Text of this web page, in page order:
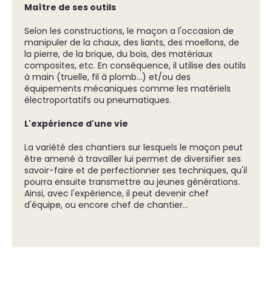
Maître de ses outils
Selon les constructions, le maçon a l'occasion de
manipuler de la chaux, des liants, des moellons, de
la pierre, de la brique, du bois, des matériaux
composites, etc. En conséquence, il utilise des outils
à main (truelle, fil à plomb…) et/ou des
équipements mécaniques comme les matériels
électroportatifs ou pneumatiques.
L'expérience d'une vie
La variété des chantiers sur lesquels le maçon peut
être amené à travailler lui permet de diversifier ses
savoir-faire et de perfectionner ses techniques, qu'il
pourra ensuite transmettre au jeunes générations.
Ainsi, avec l'expérience, il peut devenir chef
d'équipe, ou encore chef de chantier...